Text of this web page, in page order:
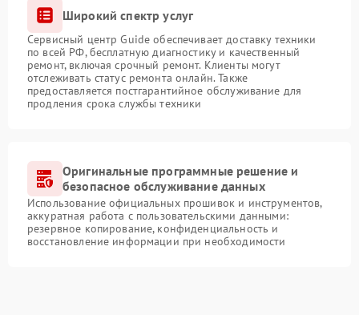
Широкий спектр услуг
Сервисный центр Guide обеспечивает доставку техники
по всей РФ, бесплатную диагностику и качественный
ремонт, включая срочный ремонт. Клиенты могут
отслеживать статус ремонта онлайн. Также
предоставляется постгарантийное обслуживание для
продления срока службы техники
Оригинальные программные решение и
безопасное обслуживание данных
Использование официальных прошивок и инструментов,
аккуратная работа с пользовательскими данными:
резервное копирование, конфиденциальность и
восстановление информации при необходимости